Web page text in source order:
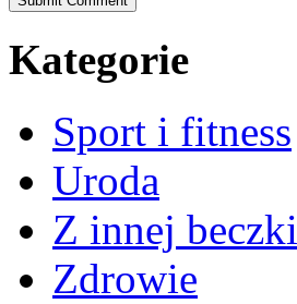
Kategorie
Sport i fitness
Uroda
Z innej beczki
Zdrowie